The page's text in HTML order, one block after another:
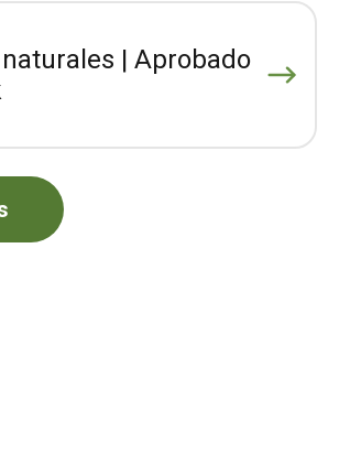
| Aprobado